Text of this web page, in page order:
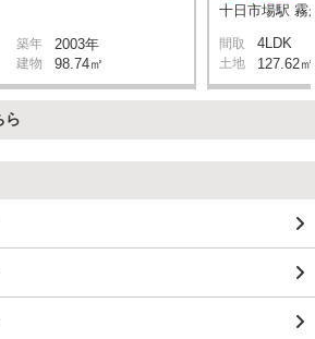
築年 2003年
建物 98.74㎡
十日市場駅 霧
間取 4LDK
土地 127.62㎡
ら